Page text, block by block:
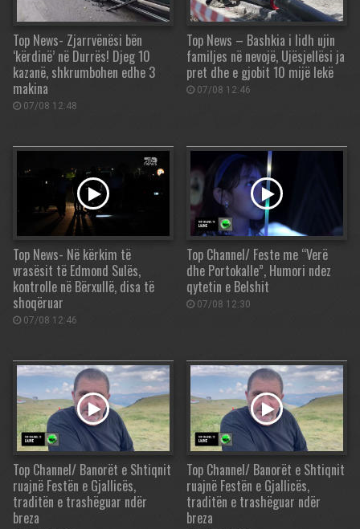
Top News- Zjarrvënësi bën
‘kërdinë’ në Durrës! Djeg 10
kazanë, shkrumbohen edhe 3
makina
07/08 12:48
Top News – Bashkia i lidh ujin
familjes në nevojë, Ujësjellësi ja
pret dhe e gjobit 10 mijë lekë
07/08 12:46
Top News- Në kërkim të
vrasësit të Edmond Sulës,
kontrolle në Bërxullë, disa të
shoqëruar
07/08 12:46
Top Channel/ Feste me “Verë
dhe Portokalle”, Humori ndez
qytetin e Belshit
07/08 12:30
Top Channel/ Banorët e Shtiqnit
ruajnë Festën e Gjallicës,
traditën e trashëguar ndër
breza
Top Channel/ Banorët e Shtiqnit
ruajnë Festën e Gjallicës,
traditën e trashëguar ndër
breza